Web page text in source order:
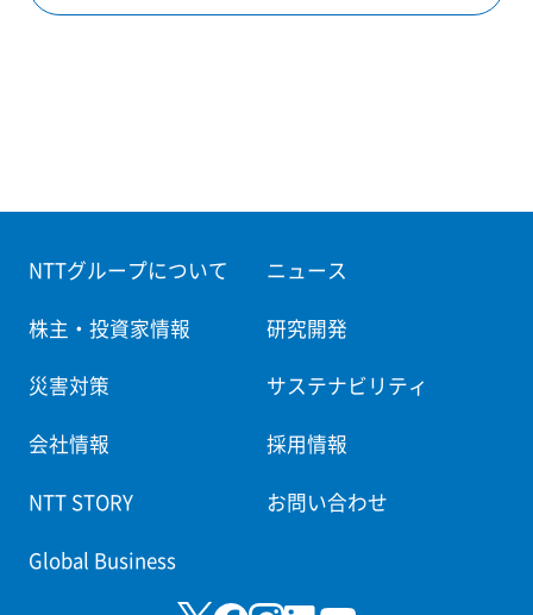
NTTグループについて ニュース
株主・投資家情報 研究開発
災害対策 サステナビリティ
会社情報 採用情報
NTT STORY お問い合わせ
Global Business